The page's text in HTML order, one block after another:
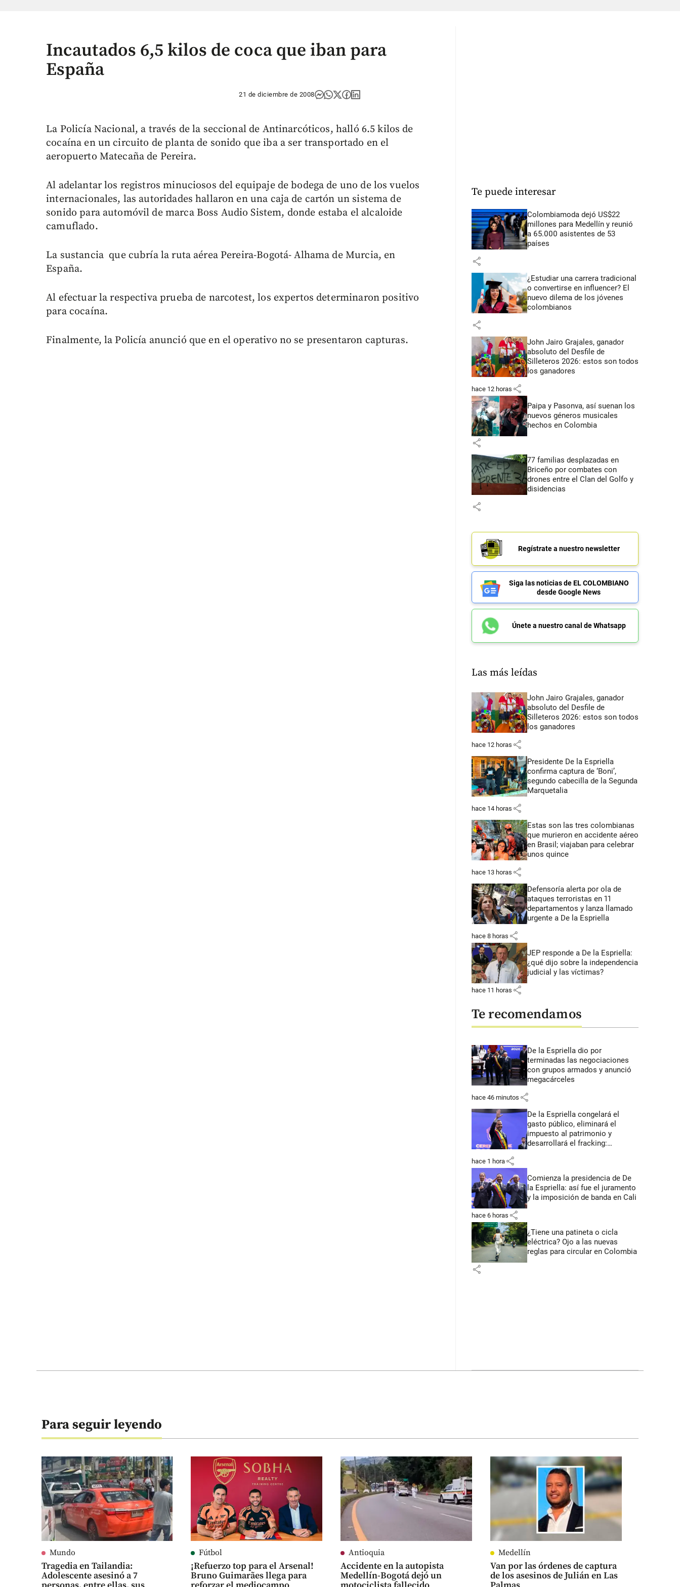
Incautados 6,5 kilos de coca que iban para
España
21 de diciembre de 2008
La Policía Nacional, a través de la seccional de Antinarcóticos, halló 6.5 kilos de
cocaína en un circuito de planta de sonido que iba a ser transportado en el
aeropuerto Matecaña de Pereira.
Al adelantar los registros minuciosos del equipaje de bodega de uno de los vuelos
internacionales, las autoridades hallaron en una caja de cartón un sistema de
sonido para automóvil de marca Boss Audio Sistem, donde estaba el alcaloide
camuflado.
La sustancia que cubría la ruta aérea Pereira-Bogotá- Alhama de Murcia, en
España.
Al efectuar la respectiva prueba de narcotest, los expertos determinaron positivo
para cocaína.
Finalmente, la Policía anunció que en el operativo no se presentaron capturas.
Te puede interesar
Colombiamoda dejó US$22
millones para Medellín y reunió
a 65.000 asistentes de 53
países
share
¿Estudiar una carrera tradicional
o convertirse en influencer? El
nuevo dilema de los jóvenes
colombianos
share
John Jairo Grajales, ganador
absoluto del Desfile de
Silleteros 2026: estos son todos
los ganadores
hace 12 horas share
Paipa y Pasonva, así suenan los
nuevos géneros musicales
hechos en Colombia
share
77 familias desplazadas en
Briceño por combates con
drones entre el Clan del Golfo y
disidencias
share
Regístrate a nuestro newsletter
Siga las noticias de EL COLOMBIANO
desde Google News
Únete a nuestro canal de Whatsapp
Las más leídas
John Jairo Grajales, ganador
absoluto del Desfile de
Silleteros 2026: estos son todos
los ganadores
hace 12 horas share
Presidente De la Espriella
confirma captura de ‘Boni’,
segundo cabecilla de la Segunda
Marquetalia
hace 14 horas share
Estas son las tres colombianas
que murieron en accidente aéreo
en Brasil; viajaban para celebrar
unos quince
hace 13 horas share
Defensoría alerta por ola de
ataques terroristas en 11
departamentos y lanza llamado
urgente a De la Espriella
hace 8 horas share
JEP responde a De la Espriella:
¿qué dijo sobre la independencia
judicial y las víctimas?
hace 11 horas share
Te recomendamos
De la Espriella dio por
terminadas las negociaciones
con grupos armados y anunció
megacárceles
hace 46 minutos share
De la Espriella congelará el
gasto público, eliminará el
impuesto al patrimonio y
desarrollará el fracking:
hace 1 hora share
Comienza la presidencia de De
la Espriella: así fue el juramento
y la imposición de banda en Cali
hace 6 horas share
¿Tiene una patineta o cicla
eléctrica? Ojo a las nuevas
reglas para circular en Colombia
share
Para seguir leyendo
Mundo
Tragedia en Tailandia:
Adolescente asesinó a 7
Fútbol
¡Refuerzo top para el Arsenal!
Bruno Guimarães llega para
Antioquia
Accidente en la autopista
Medellín-Bogotá dejó un
Medellín
Van por las órdenes de captura
de los asesinos de Julián en Las